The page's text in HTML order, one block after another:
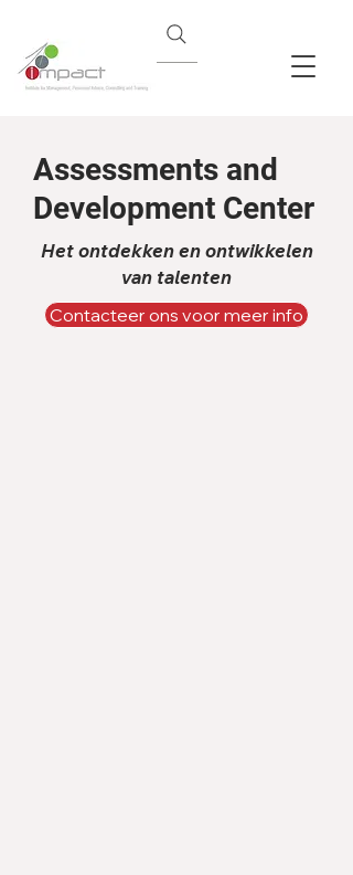
Assessments and
Development Center
Het ontdekken en ontwikkelen
van talenten
Contacteer ons voor meer info